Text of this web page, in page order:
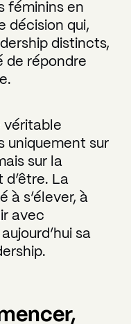
féminins en
décision qui,
distincts,
de répondre
véritable
uniquement sur
sur la
d’être. La
à s’élever, à
avec
sa